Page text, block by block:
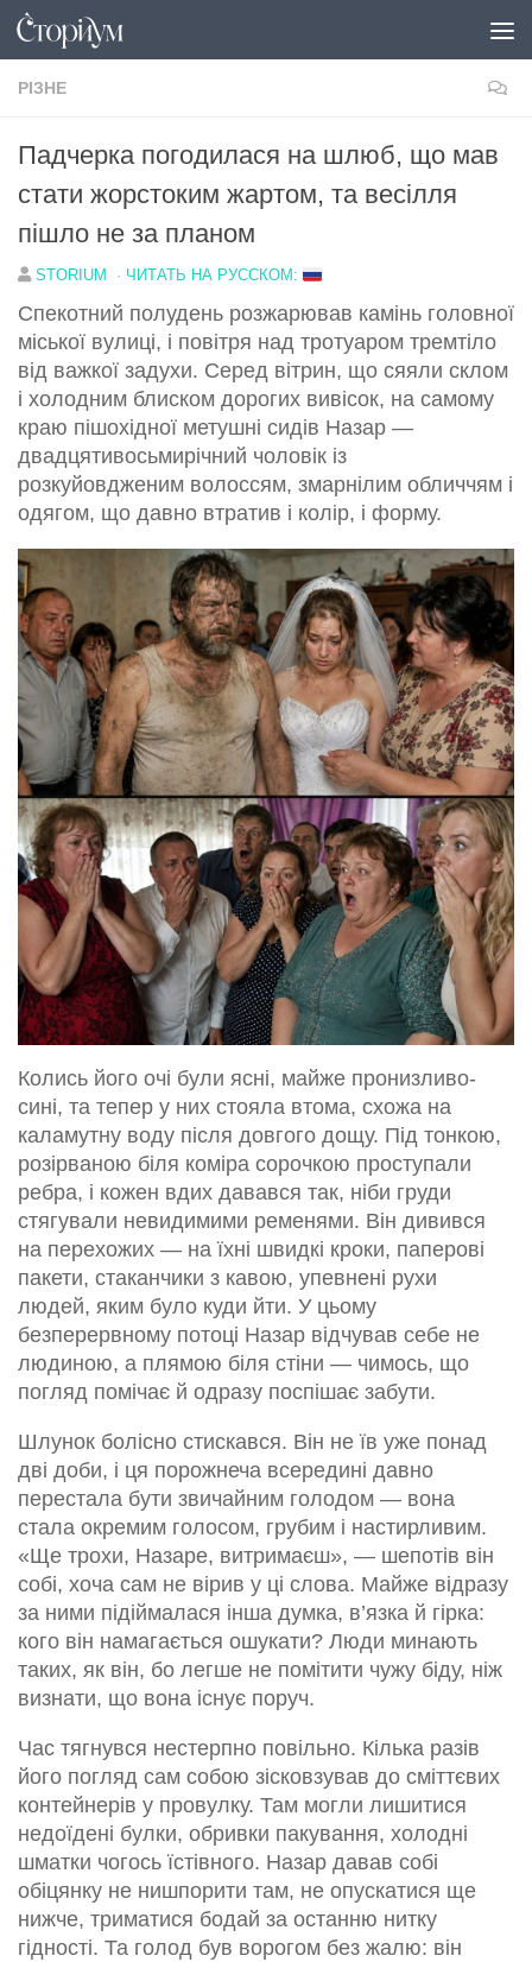
Перейти до вмісту
РІЗНЕ
Падчерка погодилася на шлюб, що мав
стати жорстоким жартом, та весілля
пішло не за планом
STORIUM · ЧИТАТЬ НА РУССКОМ:
Спекотний полудень розжарював камінь головної
міської вулиці, і повітря над тротуаром тремтіло
від важкої задухи. Серед вітрин, що сяяли склом
і холодним блиском дорогих вивісок, на самому
краю пішохідної метушні сидів Назар —
двадцятивосьмирічний чоловік із
розкуйовдженим волоссям, змарнілим обличчям і
одягом, що давно втратив і колір, і форму.
Колись його очі були ясні, майже пронизливо-
сині, та тепер у них стояла втома, схожа на
каламутну воду після довгого дощу. Під тонкою,
розірваною біля коміра сорочкою проступали
ребра, і кожен вдих давався так, ніби груди
стягували невидимими ременями. Він дивився
на перехожих — на їхні швидкі кроки, паперові
пакети, стаканчики з кавою, упевнені рухи
людей, яким було куди йти. У цьому
безперервному потоці Назар відчував себе не
людиною, а плямою біля стіни — чимось, що
погляд помічає й одразу поспішає забути.
Шлунок болісно стискався. Він не їв уже понад
дві доби, і ця порожнеча всередині давно
перестала бути звичайним голодом — вона
стала окремим голосом, грубим і настирливим.
«Ще трохи, Назаре, витримаєш», — шепотів він
собі, хоча сам не вірив у ці слова. Майже відразу
за ними підіймалася інша думка, в’язка й гірка:
кого він намагається ошукати? Люди минають
таких, як він, бо легше не помітити чужу біду, ніж
визнати, що вона існує поруч.
Час тягнувся нестерпно повільно. Кілька разів
його погляд сам собою зісковзував до сміттєвих
контейнерів у провулку. Там могли лишитися
недоїдені булки, обривки пакування, холодні
шматки чогось їстівного. Назар давав собі
обіцянку не нишпорити там, не опускатися ще
нижче, триматися бодай за останню нитку
гідності. Та голод був ворогом без жалю: він